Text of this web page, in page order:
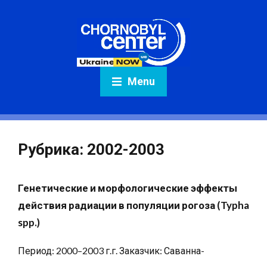
Menu
Рубрика: 2002-2003
Генетические и морфологические эффекты
действия радиации в популяции рогоза (Typha
spp.)
Период: 2000–2003 г.г. Заказчик: Саванна-